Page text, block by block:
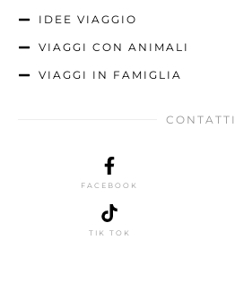
IDEE VIAGGIO
VIAGGI CON ANIMALI
VIAGGI IN FAMIGLIA
CONTATTI
FACEBOOK
TIK TOK